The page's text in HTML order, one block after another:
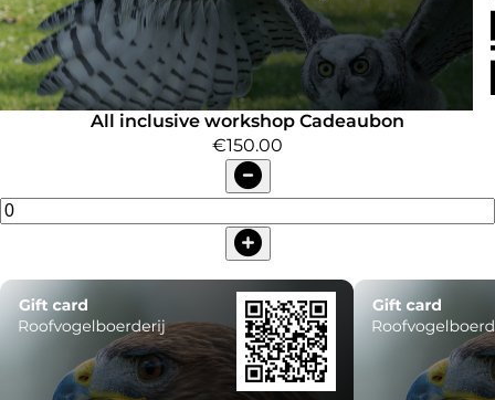
All inclusive workshop Cadeaubon
€150.00